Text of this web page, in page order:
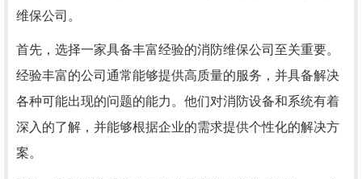
维保公司。
首先，选择一家具备丰富经验的消防维保公司至关重要。
经验丰富的公司通常能够提供高质量的服务，并具备解决
各种可能出现的问题的能力。他们对消防设备和系统有着
深入的了解，并能够根据企业的需求提供个性化的解决方
案。